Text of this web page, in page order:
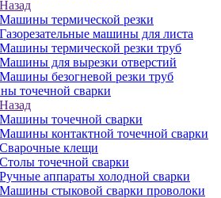
Назад
Машины термической резки
Газорезательные машины для листа
Машины термической резки труб
Машины для вырезки отверстий
Машины безогневой резки труб
точечной сварки
Назад
Машины точечной сварки
Машины контактной точечной сварки
Сварочные клещи
Столы точечной сварки
Ручные аппараты холодной сварки
Машины стыковой сварки проволоки